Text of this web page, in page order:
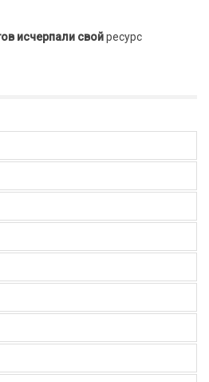
исчерпали свойресурс